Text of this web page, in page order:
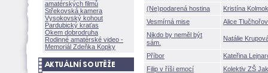
amatérských filmů
Střekovská kamera
Vysokovský kohout
Pardubický kraťas
Okem dobrodruha
Rodinné amatérské video -
Memoriál Zdeňka Kopky
(Ne)podarená hostina
Kristína
Vesmírná mise
Alice
Nikdo by neměl být
sám.
Natálie
Příbor
Kateřina
Filip v říši emocí
Kolektiv ZŠ